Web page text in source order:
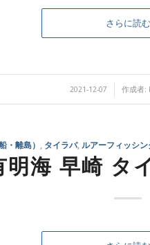
さらに読む
2021-12-07
/ 作成者:
・離島） タイラバ, ルアーフィッシン
明海 早崎 タ